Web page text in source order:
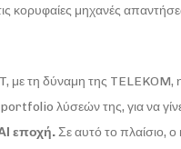
κορυφαίες μηχανές
με τη δύναμη της TELEKOM, η
portfolio λύσεών της, για να
εποχή.Σε αυτό το πλαίσιο, ο